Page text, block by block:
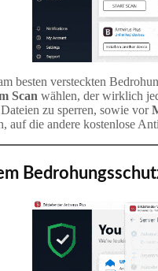
besten versteckten
Scan wählen, der wirklich
zu sperren, sowie vor
auf die andere kostenlose